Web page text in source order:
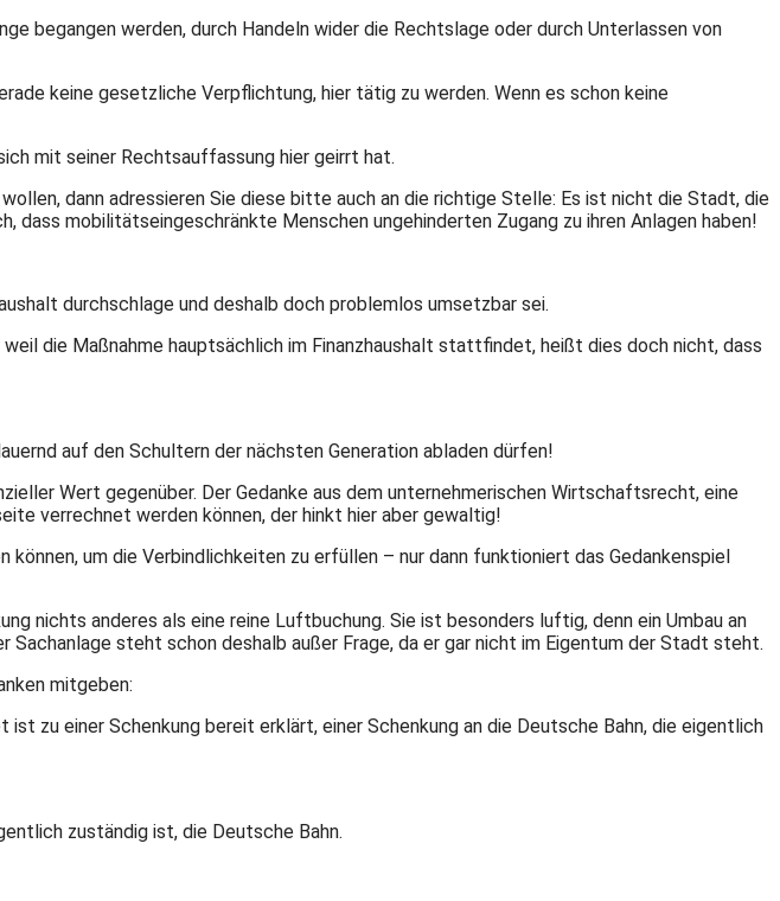
begangen werden, durch Handeln wider die Rechtslage oder durch Unterlassen von
keine gesetzliche Verpflichtung, hier tätig zu werden. Wenn es schon keine
mit seiner Rechtsauffassung hier geirrt hat.
dann adressieren Sie diese bitte auch an die richtige Stelle: Es ist nicht die Stadt, die
mobilitätseingeschränkte Menschen ungehinderten Zugang zu ihren Anlagen haben!
durchschlage und deshalb doch problemlos umsetzbar sei.
die Maßnahme hauptsächlich im Finanzhaushalt stattfindet, heißt dies doch nicht, dass
auf den Schultern der nächsten Generation abladen dürfen!
Wert gegenüber. Der Gedanke aus dem unternehmerischen Wirtschaftsrecht, eine
verrechnet werden können, der hinkt hier aber gewaltig!
um die Verbindlichkeiten zu erfüllen – nur dann funktioniert das Gedankenspiel
nichts anderes als eine reine Luftbuchung. Sie ist besonders luftig, denn ein Umbau an
steht schon deshalb außer Frage, da er gar nicht im Eigentum der Stadt steht.
mitgeben:
zu einer Schenkung bereit erklärt, einer Schenkung an die Deutsche Bahn, die eigentlich
zuständig ist, die Deutsche Bahn.